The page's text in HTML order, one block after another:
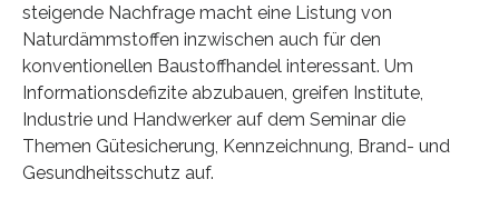
steigende Nachfrage macht eine Listung von
Naturdämmstoffen inzwischen auch für den
konventionellen Baustoffhandel interessant. Um
Informationsdefizite abzubauen, greifen Institute,
Industrie und Handwerker auf dem Seminar die
Themen Gütesicherung, Kennzeichnung, Brand- und
Gesundheitsschutz auf.